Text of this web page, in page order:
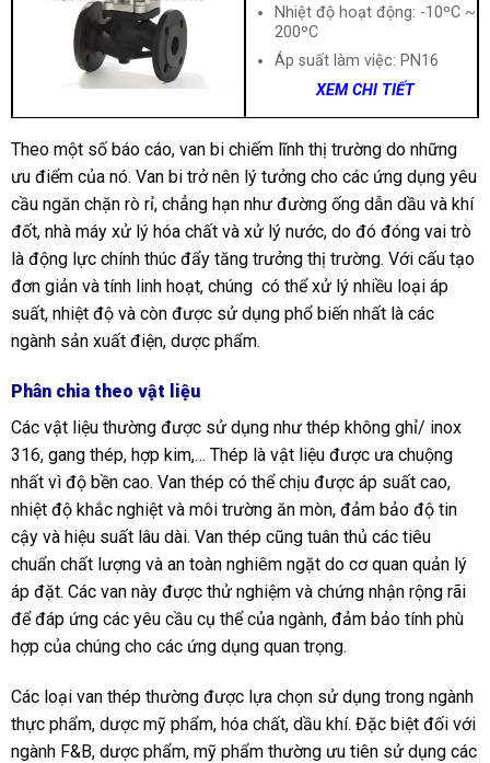
Nhiệt độ hoạt động: -10ºC ~
200ºC
Áp suất làm việc: PN16
XEM CHI TIẾT
Theo một số báo cáo, van bi chiếm lĩnh thị trường do những
ưu điểm của nó. Van bi trở nên lý tưởng cho các ứng dụng yêu
cầu ngăn chặn rò rỉ, chẳng hạn như đường ống dẫn dầu và khí
đốt, nhà máy xử lý hóa chất và xử lý nước, do đó đóng vai trò
là động lực chính thúc đẩy tăng trưởng thị trường. Với cấu tạo
đơn giản và tính linh hoạt, chúng có thể xử lý nhiều loại áp
suất, nhiệt độ và còn được sử dụng phổ biến nhất là các
ngành sản xuất điện, dược phẩm.
Phân chia theo vật liệu
Các vật liệu thường được sử dụng như thép không ghỉ/ inox
316, gang thép, hợp kim,… Thép là vật liệu được ưa chuộng
nhất vì độ bền cao. Van thép có thể chịu được áp suất cao,
nhiệt độ khắc nghiệt và môi trường ăn mòn, đảm bảo độ tin
cậy và hiệu suất lâu dài. Van thép cũng tuân thủ các tiêu
chuẩn chất lượng và an toàn nghiêm ngặt do cơ quan quản lý
áp đặt. Các van này được thử nghiệm và chứng nhận rộng rãi
để đáp ứng các yêu cầu cụ thể của ngành, đảm bảo tính phù
hợp của chúng cho các ứng dụng quan trọng.
Các loại van thép thường được lựa chọn sử dụng trong ngành
thực phẩm, dược mỹ phẩm, hóa chất, dầu khí. Đặc biệt đối với
ngành F&B, dược phẩm, mỹ phẩm thường ưu tiên sử dụng các